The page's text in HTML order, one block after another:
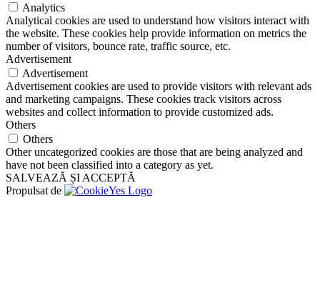
Analytics
Analytical cookies are used to understand how visitors interact with
the website. These cookies help provide information on metrics the
number of visitors, bounce rate, traffic source, etc.
Advertisement
Advertisement
Advertisement cookies are used to provide visitors with relevant ads
and marketing campaigns. These cookies track visitors across
websites and collect information to provide customized ads.
Others
Others
Other uncategorized cookies are those that are being analyzed and
have not been classified into a category as yet.
SALVEAZĂ ȘI ACCEPTĂ
Propulsat de